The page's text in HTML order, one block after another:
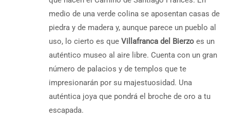
medio de una verde colina se aposentan casas de
piedra y de madera y, aunque parece un pueblo al
uso, lo cierto es que Villafranca del Bierzo es un
auténtico museo al aire libre. Cuenta con un gran
número de palacios y de templos que te
impresionarán por su majestuosidad. Una
auténtica joya que pondrá el broche de oro a tu
escapada.